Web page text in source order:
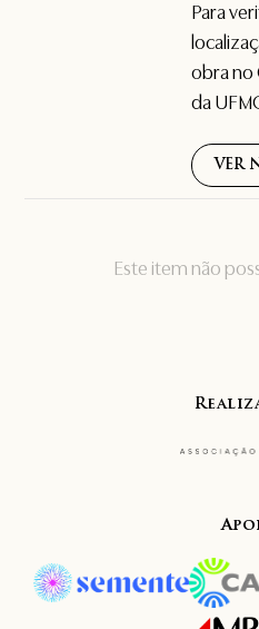
Este item não
Para
obra no
da
VER